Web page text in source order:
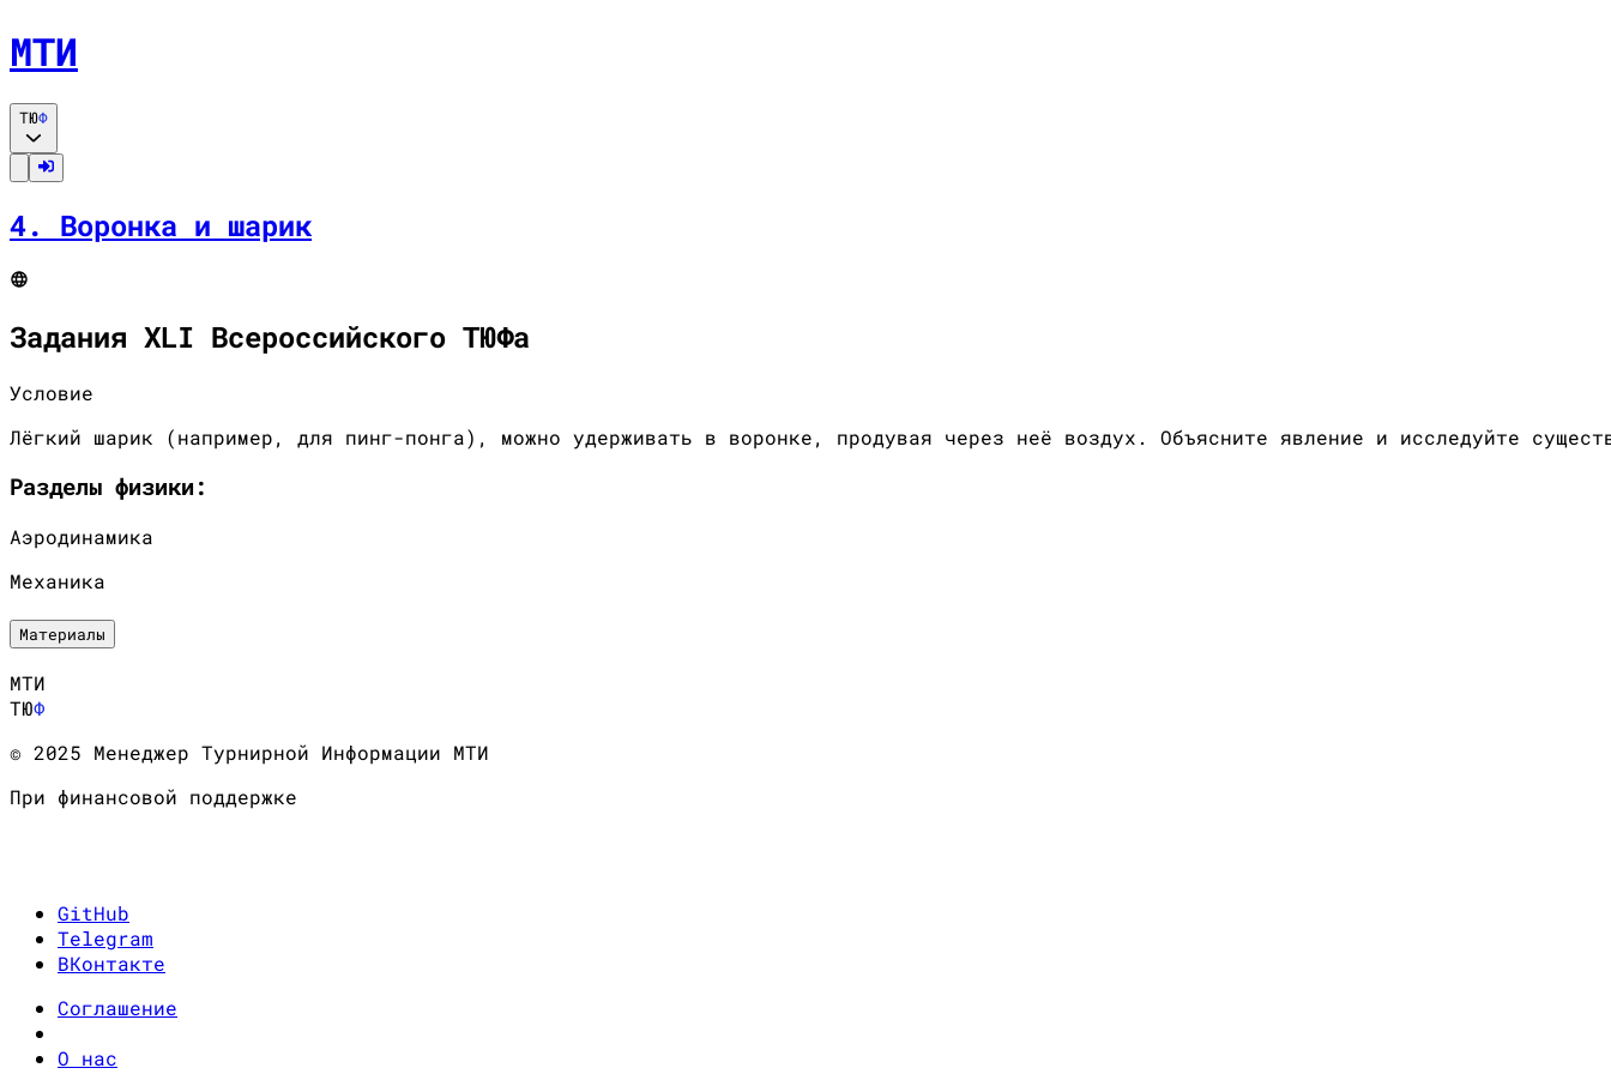
МТИ
ТЮФ
4. Воронка и шарик
Задания XLI Всероссийского ТЮФа
Условие
Лёгкий шарик (например, для пинг-понга), можно удерживать в воронке, продувая через неё воздух. Объясните явление и исследуйте
Разделы физики :
Аэродинамика
Механика
Материалы
МТИ
ТЮФ
© 2025 Менеджер Турнирной Информации МТИ
При финансовой поддержке
GitHub
Telegram
ВКонтакте
Соглашение
О нас